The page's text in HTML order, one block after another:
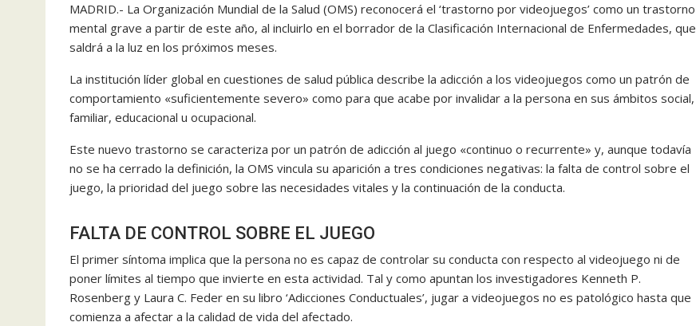
MADRID.- La Organización Mundial de la Salud (OMS) reconocerá el ‘trastorno por videojuegos’ como un trastorno
mental grave a partir de este año, al incluirlo en el borrador de la Clasificación Internacional de Enfermedades, que
saldrá a la luz en los próximos meses.
La institución líder global en cuestiones de salud pública describe la adicción a los videojuegos como un patrón de
comportamiento «suficientemente severo» como para que acabe por invalidar a la persona en sus ámbitos social,
familiar, educacional u ocupacional.
Este nuevo trastorno se caracteriza por un patrón de adicción al juego «continuo o recurrente» y, aunque todavía
no se ha cerrado la definición, la OMS vincula su aparición a tres condiciones negativas: la falta de control sobre el
juego, la prioridad del juego sobre las necesidades vitales y la continuación de la conducta.
FALTA DE CONTROL SOBRE EL JUEGO
El primer síntoma implica que la persona no es capaz de controlar su conducta con respecto al videojuego ni de
poner límites al tiempo que invierte en esta actividad. Tal y como apuntan los investigadores Kenneth P.
Rosenberg y Laura C. Feder en su libro ‘Adicciones Conductuales’, jugar a videojuegos no es patológico hasta que
comienza a afectar a la calidad de vida del afectado.